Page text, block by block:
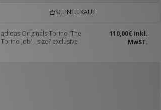
SCHNELLKAUF
adidas Originals Torino 'The
Torino Job' - size? exclusive
110,00€ inkl.
MwST.